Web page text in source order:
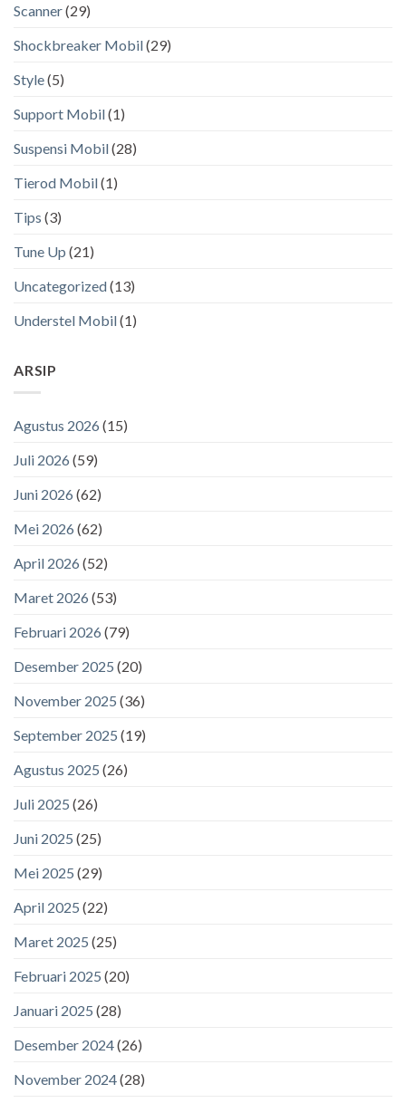
Scanner(29)
Shockbreaker Mobil(29)
Style(5)
Support Mobil(1)
Suspensi Mobil(28)
Tierod Mobil(1)
Tips (3)
Tune Up (21)
Uncategorized(13)
Understel Mobil(1)
ARSIP
Agustus 2026 (15)
Juli 2026 (59)
Juni 2026 (62)
Mei 2026 (62)
April 2026 (52)
Maret 2026 (53)
Februari 2026 (79)
Desember 2025 (20)
November 2025 (36)
September 2025 (19)
Agustus 2025 (26)
Juli 2025 (26)
Juni 2025 (25)
Mei 2025 (29)
April 2025 (22)
Maret 2025 (25)
Februari 2025 (20)
Januari 2025 (28)
Desember 2024(26)
November 2024(28)